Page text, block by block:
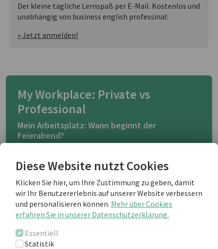
Diese Website nutzt Cookies
Klicken Sie hier, um Ihre Zustimmung zu geben, damit
wir Ihr Benutzererlebnis auf unserer Website verbessern
und personalisieren können. Mehr über Cookies
erfahren Sie in unserer Datenschutzerklärung.
Essentiell
Statistik
Der kleine tägliche Lernspaß per E-Mail. Kostenlos und
unabhängig von business english professinal:
» Jetzt anmelden!
My Workplace: Private vs
Professional
Mein Arbeitsplatz: Wann beginnt der
Feierabend?
Die Überschneidungen von Beruflichem und Privatem
werden in der heutigen Zeit immer häufiger. Wir
nehmen den Laptop mit nach Hause, sind via
Blackberry überall erreichbar. Aber wie viel Flexibilität
und Erreichbarkeit ist gesund? Können wir unsere